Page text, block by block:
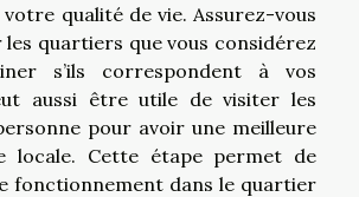
qualité de vie. Assurez-vous
quartiers que vous considérez
s’ils correspondent à vos
aussi être utile de visiter les
pour avoir une meilleure
locale. Cette étape permet de
fonctionnement dans le quartier